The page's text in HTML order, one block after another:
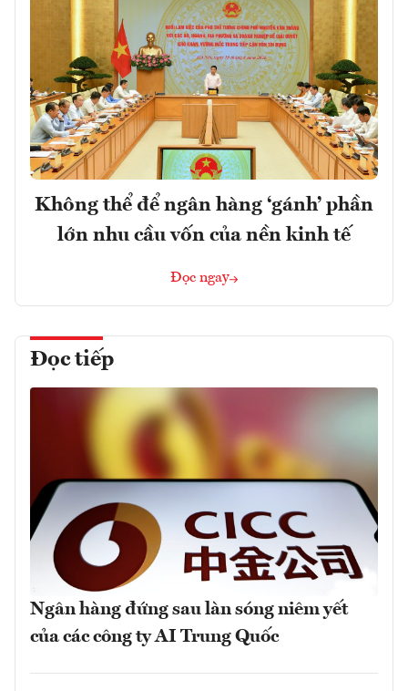
Không thể để ngân hàng ‘gánh’ phần
lớn nhu cầu vốn của nền kinh tế
Đọc ngay
Đọc tiếp
Ngân hàng đứng sau làn sóng niêm yết
của các công ty AI Trung Quốc